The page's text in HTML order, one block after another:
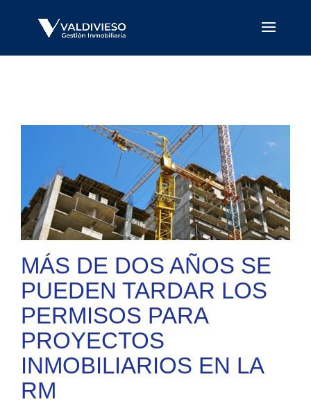
MÁS DE DOS AÑOS SE
PUEDEN TARDAR LOS
PERMISOS PARA
PROYECTOS
INMOBILIARIOS EN LA
RM